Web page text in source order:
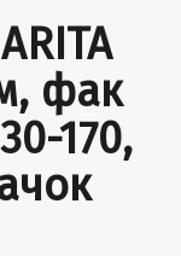
фак
170,